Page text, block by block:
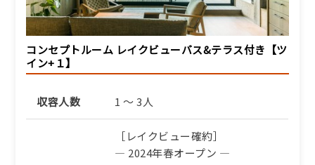
詳細
コンセプトルーム レイクビューバス&テラス付き【ツ
イン+１】
収容人数 1 ～ 3人
［レイクビュー確約］
― 2024年春オープン ―